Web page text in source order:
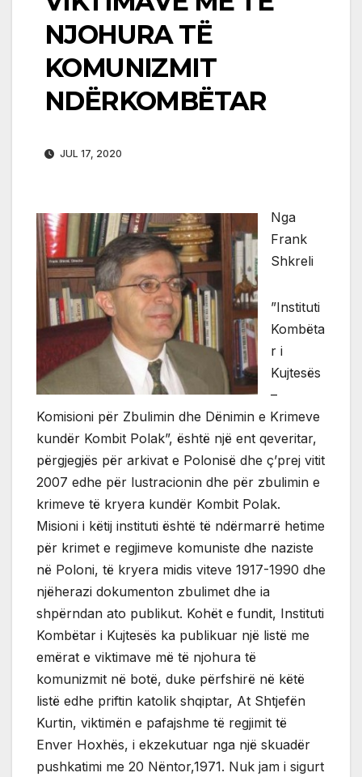
NJOHURA TË
KOMUNIZMIT
NDËRKOMBËTAR
JUL 17, 2020
Nga
Frank
Shkreli
”Instituti
Kombëta
r i
Kujtesës
–
Komisioni për Zbulimin dhe Dënimin e Krimeve
kundër Kombit Polak”, është një ent qeveritar,
përgjegjës për arkivat e Polonisë dhe ç’prej vitit
2007 edhe për lustracionin dhe për zbulimin e
krimeve të kryera kundër Kombit Polak.
Misioni i këtij instituti është të ndërmarrë hetime
për krimet e regjimeve komuniste dhe naziste
në Poloni, të kryera midis viteve 1917-1990 dhe
njëherazi dokumenton zbulimet dhe ia
shpërndan ato publikut. Kohët e fundit, Instituti
Kombëtar i Kujtesës ka publikuar një listë me
emërat e viktimave më të njohura të
komunizmit në botë, duke përfshirë në këtë
listë edhe priftin katolik shqiptar, At Shtjefën
Kurtin, viktimën e pafajshme të regjimit të
Enver Hoxhës, i ekzekutuar nga një skuadër
pushkatimi me 20 Nëntor,1971. Nuk jam i sigurt